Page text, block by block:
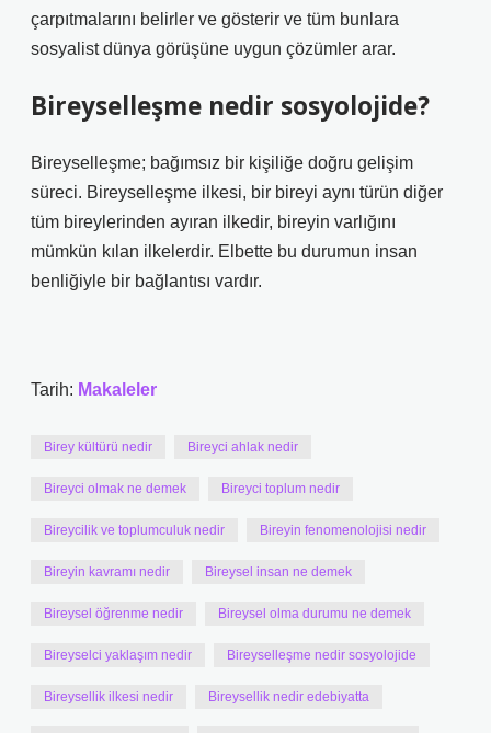
çarpıtmalarını belirler ve gösterir ve tüm bunlara
sosyalist dünya görüşüne uygun çözümler arar.
Bireyselleşme nedir sosyolojide?
Bireyselleşme; bağımsız bir kişiliğe doğru gelişim
süreci. Bireyselleşme ilkesi, bir bireyi aynı türün diğer
tüm bireylerinden ayıran ilkedir, bireyin varlığını
mümkün kılan ilkelerdir. Elbette bu durumun insan
benliğiyle bir bağlantısı vardır.
Tarih: Makaleler
Birey kültürü nedir Bireyci ahlak nedir
Bireyci olmak ne demek Bireyci toplum nedir
Bireycilik ve toplumculuk nedir Bireyin fenomenolojisi nedir
Bireyin kavramı nedir Bireysel insan ne demek
Bireysel öğrenme nedir Bireysel olma durumu ne demek
Bireyselci yaklaşım nedir Bireyselleşme nedir sosyolojide
Bireysellik ilkesi nedir Bireysellik nedir edebiyatta